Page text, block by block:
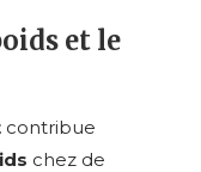
et le
contribue
chez de